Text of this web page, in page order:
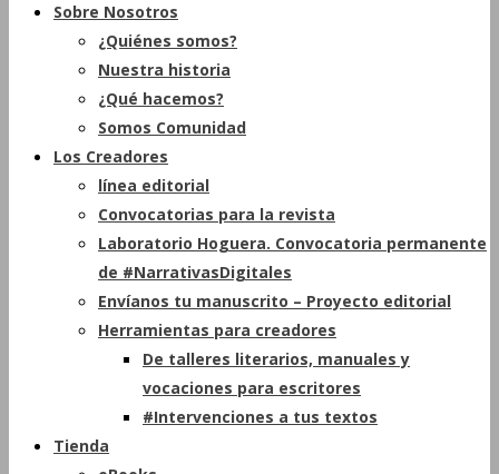
Sobre Nosotros
¿Quiénes somos?
Nuestra historia
¿Qué hacemos?
Somos Comunidad
Los Creadores
línea editorial
Convocatorias para la revista
Laboratorio Hoguera. Convocatoria permanente
de #NarrativasDigitales
Envíanos tu manuscrito – Proyecto editorial
Herramientas para creadores
De talleres literarios, manuales y
vocaciones para escritores
#Intervenciones a tus textos
Tienda